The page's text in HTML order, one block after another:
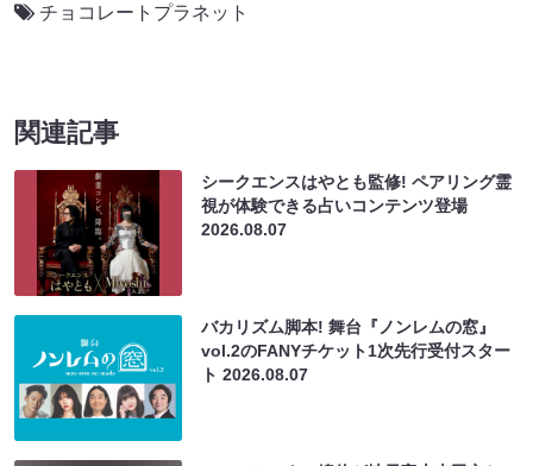
チョコレートプラネット
関連記事
シークエンスはやとも監修! ペアリング霊
視が体験できる占いコンテンツ登場
2026.08.07
バカリズム脚本! 舞台『ノンレムの窓』
vol.2のFANYチケット1次先行受付スター
ト2026.08.07